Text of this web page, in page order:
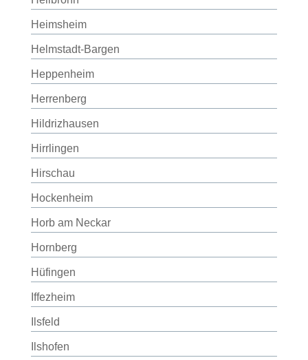
Heimsheim
Helmstadt-Bargen
Heppenheim
Herrenberg
Hildrizhausen
Hirrlingen
Hirschau
Hockenheim
Horb am Neckar
Hornberg
Hüfingen
Iffezheim
Ilsfeld
Ilshofen